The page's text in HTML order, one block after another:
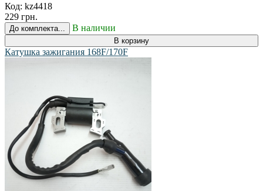
Код: kz4418
229 грн.
До комплекта... В наличии
В корзину
Катушка зажигания 168F/170F